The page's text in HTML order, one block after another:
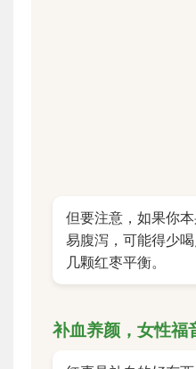
但要注意，如果你
易腹泻，可能得少
几颗红枣平衡。
补血养颜，女性福